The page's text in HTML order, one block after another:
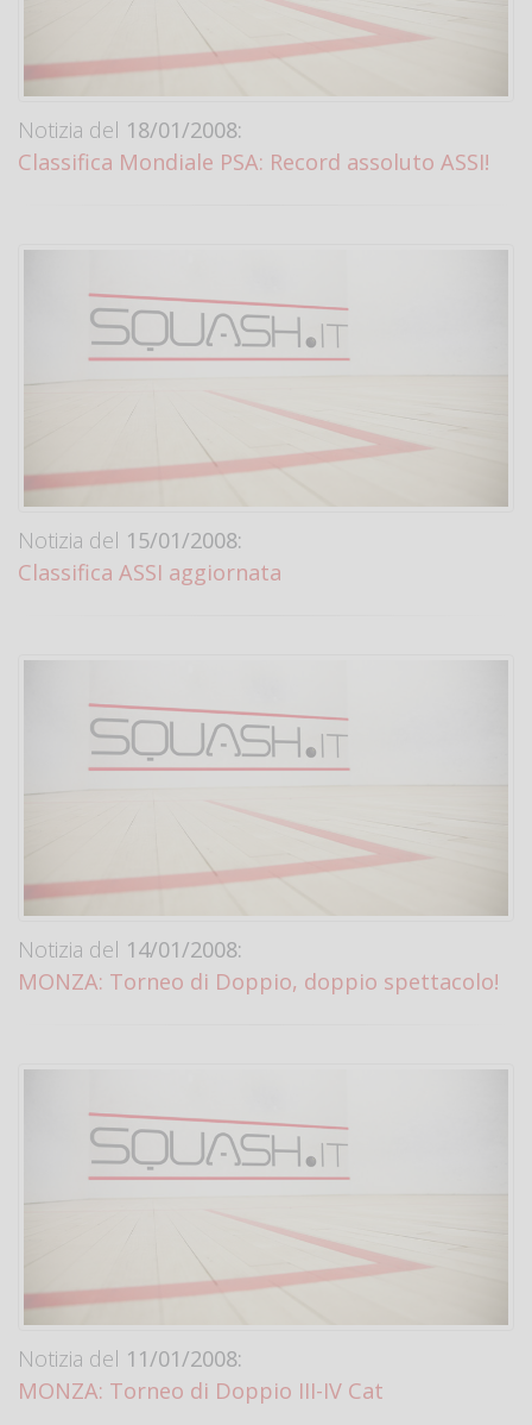
Notizia del 18/01/2008:
Classifica Mondiale PSA: Record assoluto ASSI!
Notizia del 15/01/2008:
Classifica ASSI aggiornata
Notizia del 14/01/2008:
MONZA: Torneo di Doppio, doppio spettacolo!
Notizia del 11/01/2008:
MONZA: Torneo di Doppio III-IV Cat